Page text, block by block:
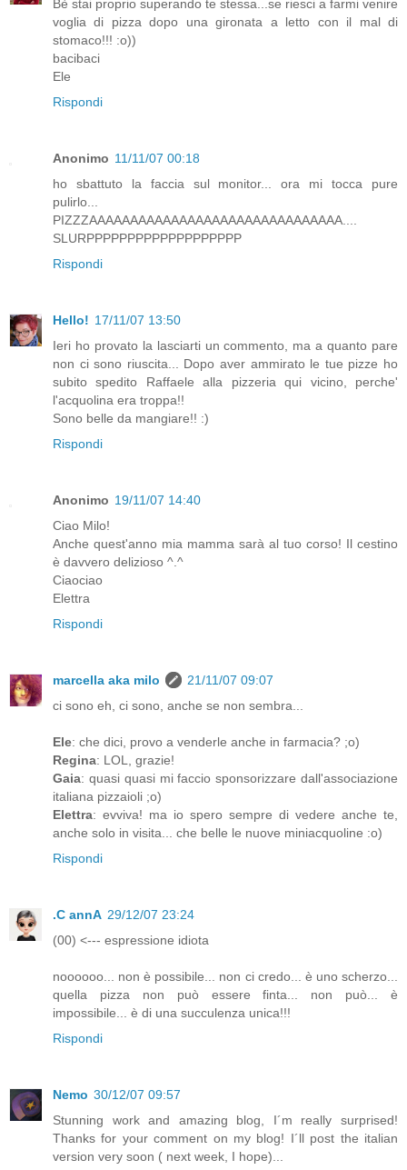
Bè stai proprio superando te stessa...se riesci a farmi venire
voglia di pizza dopo una gironata a letto con il mal di
stomaco!!! :o))
bacibaci
Ele
Rispondi
Anonimo 11/11/07 00:18
ho sbattuto la faccia sul monitor... ora mi tocca pure
pulirlo...
PIZZZAAAAAAAAAAAAAAAAAAAAAAAAAAAAAAA....
SLURPPPPPPPPPPPPPPPPPPP
Rispondi
Hello! 17/11/07 13:50
Ieri ho provato la lasciarti un commento, ma a quanto pare
non ci sono riuscita... Dopo aver ammirato le tue pizze ho
subito spedito Raffaele alla pizzeria qui vicino, perche'
l'acquolina era troppa!!
Sono belle da mangiare!! :)
Rispondi
Anonimo 19/11/07 14:40
Ciao Milo!
Anche quest'anno mia mamma sarà al tuo corso! Il cestino
è davvero delizioso ^.^
Ciaociao
Elettra
Rispondi
marcella aka milo
21/11/07 09:07
ci sono eh, ci sono, anche se non sembra...
Ele: che dici, provo a venderle anche in farmacia? ;o)
Regina: LOL, grazie!
Gaia: quasi quasi mi faccio sponsorizzare dall'associazione
italiana pizzaioli ;o)
Elettra: evviva! ma io spero sempre di vedere anche te,
anche solo in visita... che belle le nuove miniacquoline :o)
Rispondi
.C annA 29/12/07 23:24
(00) <--- espressione idiota
noooooo... non è possibile... non ci credo... è uno scherzo...
quella pizza non può essere finta... non può... è
impossibile... è di una succulenza unica!!!
Rispondi
Nemo 30/12/07 09:57
Stunning work and amazing blog, I´m really surprised!
Thanks for your comment on my blog! I´ll post the italian
version very soon ( next week, I hope)...